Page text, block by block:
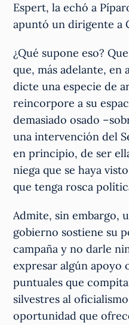
Espert, la echó a
apuntó un dirigente a
¿Qué supone eso?
que, más adelante,
dicte una especie de
reincorpore a su
demasiado osado
una intervención del
en principio, de ser
niega que se haya
que tenga rosca
Admite, sin embargo,
gobierno sostiene su
campaña y no darle
expresar algún apoyo
puntuales que
silvestres al
oportunidad que